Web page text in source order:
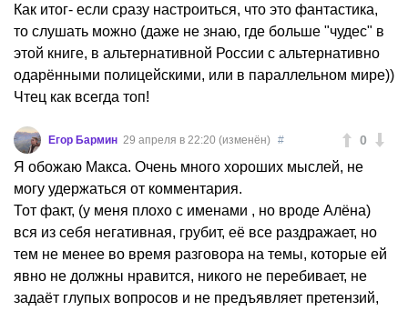
Как итог- если сразу настроиться, что это фантастика,
то слушать можно (даже не знаю, где больше "чудес" в
этой книге, в альтернативной России с альтернативно
одарёнными полицейскими, или в параллельном мире))
Чтец как всегда топ!
0
Егор Бармин 29 апреля в 22:20 (изменён) #
Я обожаю Макса. Очень много хороших мыслей, не
могу удержаться от комментария.
Тот факт, (у меня плохо с именами , но вроде Алёна)
вся из себя негативная, грубит, её все раздражает, но
тем не менее во время разговора на темы, которые ей
явно не должны нравится, никого не перебивает, не
задаёт глупых вопросов и не предъявляет претензий,